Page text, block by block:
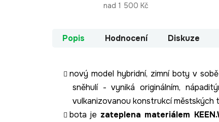
nad 1 500 Kč
Popis Hodnocení Diskuze
nový model hybridní, zimní boty v
sněhulí - vyniká originálním,
vulkanizovanou konstrukcí městských
bota je zateplena materiálem